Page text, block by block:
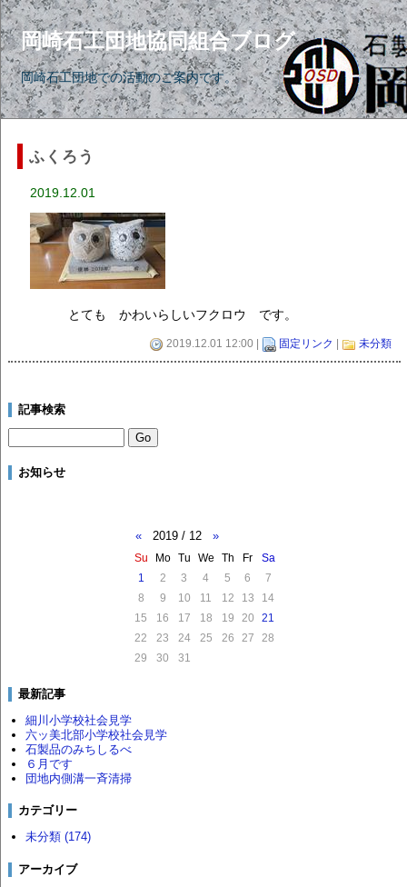
岡崎石工団地協同組合ブログ
岡崎石工団地での活動のご案内です。
ふくろう
2019.12.01
とても かわいらしいフクロウ です。
2019.12.01 12:00 | 固定リンク 未分類
記事検索
お知らせ
« 2019 / 12 »
Su Mo Tu We Th Fr
Sa
1
2 3 4 5 6
7
8
9 10 11 12 13
14
15
16 17 18 19 20
21
22
23 24 25 26 27
28
29
30 31
最新記事
細川小学校社会見学
六ッ美北部小学校社会見学
石製品のみちしるべ
６月です
団地内側溝一斉清掃
カテゴリー
未分類 (174)
アーカイブ